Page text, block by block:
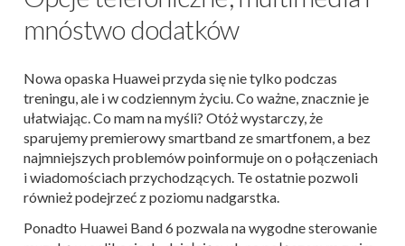
mnóstwo dodatków
Nowa opaska Huawei przyda się nie tylko podczas
treningu, ale i w codziennym życiu. Co ważne, znacznie je
ułatwiając. Co mam na myśli? Otóż wystarczy, że
sparujemy premierowy smartband ze smartfonem, a bez
najmniejszych problemów poinformuje on o połączeniach
i wiadomościach przychodzących. Te ostatnie pozwoli
również podejrzeć z poziomu nadgarstka.
Ponadto Huawei Band 6 pozwala na wygodne sterowanie